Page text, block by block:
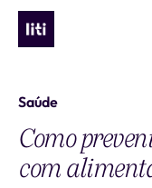
Saúde
Como
com